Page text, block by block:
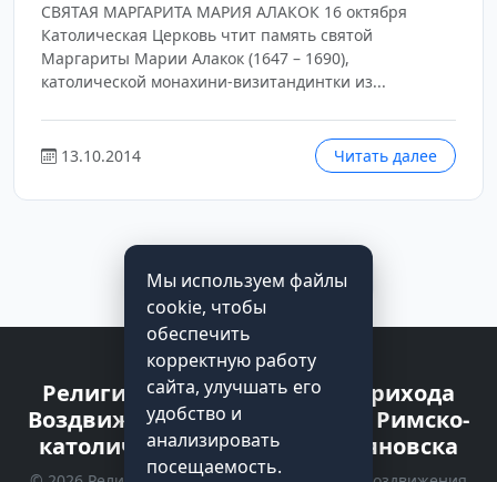
СВЯТАЯ МАРГАРИТА МАРИЯ АЛАКОК 16 октября
Католическая Церковь чтит память святой
Маргариты Марии Алакок (1647 – 1690),
католической монахини-визитандинтки из...
13.10.2014 Читать далее
1 2 3
Религиозная организация прихода
Воздвижения Святого Креста Римско-
католической Церкви г. Ульяновска
Мы используем файлы
cookie, чтобы
обеспечить
корректную работу
сайта, улучшать его
удобство и
анализировать
посещаемость.